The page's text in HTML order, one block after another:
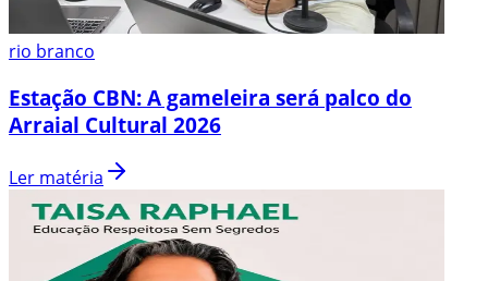
rio branco
Estação CBN: A gameleira será palco do
Arraial Cultural 2026
Ler matéria